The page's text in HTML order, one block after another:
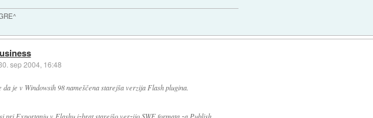
sep 2004, 16:48
da je v Windowsih 98 nameščena starejša verzija Flash plugina.
pri Exportanju v Flashu izbrat starejšo verzijo SWF formata za Publish.